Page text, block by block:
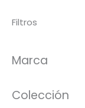
Filtros
Marca
Colección